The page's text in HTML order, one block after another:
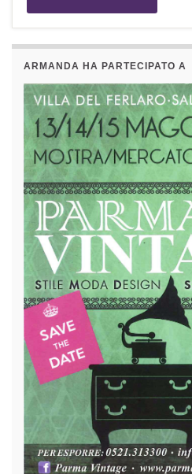
ARMANDA HA PARTECIPATO A